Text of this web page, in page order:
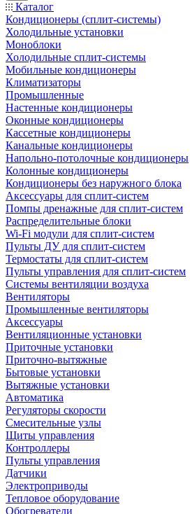
Каталог
Кондиционеры (сплит-системы)
Холодильные установки
Моноблоки
Холодильные сплит-системы
Мобильные кондиционеры
Климатизаторы
Промышленные
Настенные кондиционеры
Оконные кондиционеры
Кассетные кондиционеры
Канальные кондиционеры
Напольно-потолочные кондиционеры
Колонные кондиционеры
Кондиционеры без наружного блока
Аксессуары для сплит-систем
Помпы дренажные для сплит-систем
Распределительные блоки
Wi-Fi модули для сплит-систем
Пульты ДУ для сплит-систем
Термостаты для сплит-систем
Пульты управления для сплит-систем
Системы вентиляции воздуха
Вентиляторы
Промышленные вентиляторы
Аксессуары
Вентиляционные установки
Приточные установки
Приточно-вытяжные
Бытовые установки
Вытяжные установки
Автоматика
Регуляторы скорости
Смесительные узлы
Щиты управления
Контроллеры
Пульты управления
Датчики
Электроприводы
Тепловое оборудование
Обогреватели